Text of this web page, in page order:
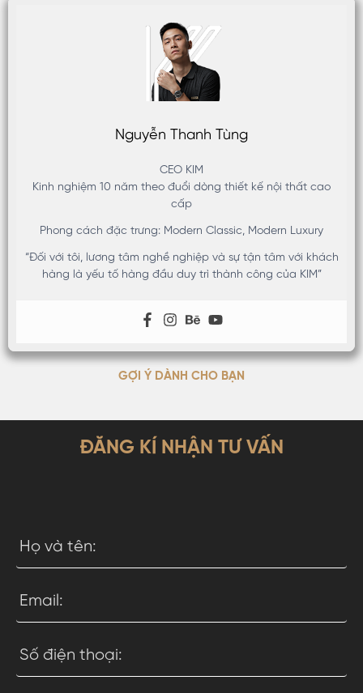
Nguyễn Thanh Tùng
CEO KIM
Kinh nghiệm 10 năm theo đuổi dòng thiết kế nội thất cao
cấp
Phong cách đặc trưng: Modern Classic, Modern Luxury
“Đối với tôi, lương tâm nghề nghiệp và sự tận tâm với khách
hàng là yếu tố hàng đầu duy trì thành công của KIM”
GỢI Ý DÀNH CHO BẠN
ĐĂNG KÍ NHẬN TƯ VẤN